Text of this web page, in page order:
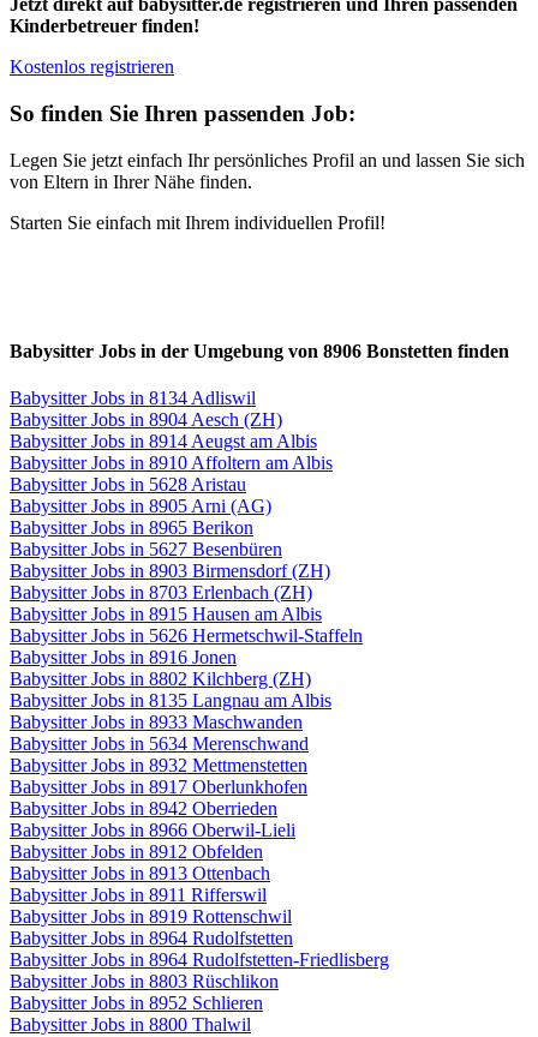
Jetzt direkt auf babysitter.de registrieren und Ihren passenden
Kinderbetreuer finden!
Kostenlos registrieren
So finden Sie Ihren passenden Job:
Legen Sie jetzt einfach Ihr persönliches Profil an und lassen Sie sich
von Eltern in Ihrer Nähe finden.
Starten Sie einfach mit Ihrem individuellen Profil!
Babysitter Jobs in der Umgebung von 8906 Bonstetten finden
Babysitter Jobs in 8134 Adliswil
Babysitter Jobs in 8904 Aesch (ZH)
Babysitter Jobs in 8914 Aeugst am Albis
Babysitter Jobs in 8910 Affoltern am Albis
Babysitter Jobs in 5628 Aristau
Babysitter Jobs in 8905 Arni (AG)
Babysitter Jobs in 8965 Berikon
Babysitter Jobs in 5627 Besenbüren
Babysitter Jobs in 8903 Birmensdorf (ZH)
Babysitter Jobs in 8703 Erlenbach (ZH)
Babysitter Jobs in 8915 Hausen am Albis
Babysitter Jobs in 5626 Hermetschwil-Staffeln
Babysitter Jobs in 8916 Jonen
Babysitter Jobs in 8802 Kilchberg (ZH)
Babysitter Jobs in 8135 Langnau am Albis
Babysitter Jobs in 8933 Maschwanden
Babysitter Jobs in 5634 Merenschwand
Babysitter Jobs in 8932 Mettmenstetten
Babysitter Jobs in 8917 Oberlunkhofen
Babysitter Jobs in 8942 Oberrieden
Babysitter Jobs in 8966 Oberwil-Lieli
Babysitter Jobs in 8912 Obfelden
Babysitter Jobs in 8913 Ottenbach
Babysitter Jobs in 8911 Rifferswil
Babysitter Jobs in 8919 Rottenschwil
Babysitter Jobs in 8964 Rudolfstetten
Babysitter Jobs in 8964 Rudolfstetten-Friedlisberg
Babysitter Jobs in 8803 Rüschlikon
Babysitter Jobs in 8952 Schlieren
Babysitter Jobs in 8800 Thalwil